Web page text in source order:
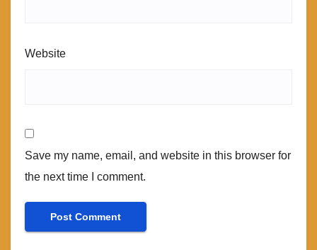
Website
Save my name, email, and website in this browser for
the next time I comment.